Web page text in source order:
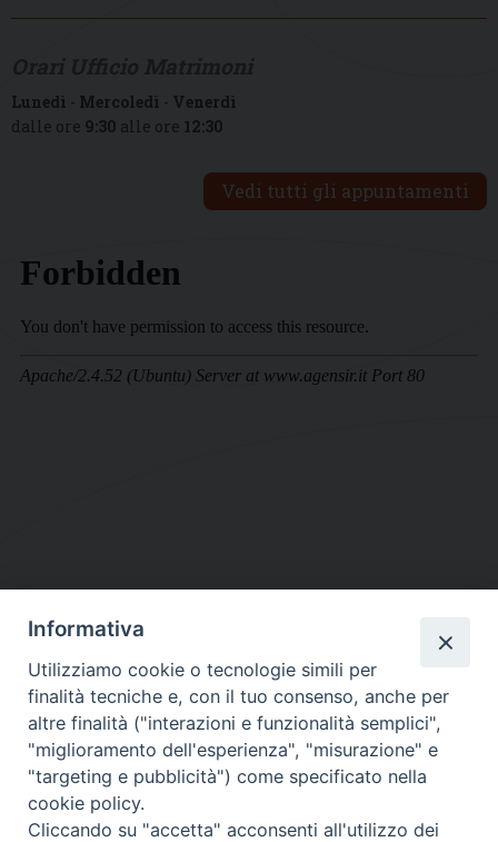
Lunedì - Mercoledì - Venerdì
dalle ore 9:30 alle ore 12:30
Vedi tutti gli appuntamenti
DIOCESI SUBURBICARIA DI ALBANO
Contatti:Tel.: 06.93268401 - Fax.: 06.9323844
E-mail:curia@diocesidialbano.it
Orari: dal Lunedì al Venerdì Ore: 9:00 - 13:00
Informativa
Utilizziamo cookie o tecnologie simili per
finalità tecniche e, con il tuo consenso, anche per
altre finalità ("interazioni e funzionalità semplici",
"miglioramento dell'esperienza", "misurazione" e
"targeting e pubblicità") come specificato nella
cookie policy.
Cliccando su "accetta" acconsenti all'utilizzo dei